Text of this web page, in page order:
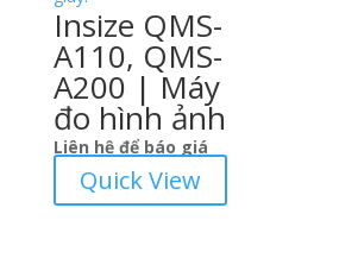
Insize QMS-
A110, QMS-
A200 | Máy
đo hình ảnh
Liên hệ để báo giá
Quick View